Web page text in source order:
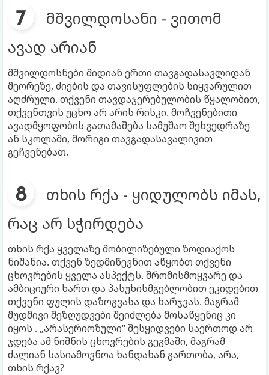
მშვილდოსანი - ვითომ
ავად არიან
მშვილდოსნები მიდიან ერთი თავგადასავლიდან
მეორეზე, ძიების და თავისუფლების სიყვარულით
აღძრული. თქვენი თავდაჯერებულობის წყალობით,
თქვენთვის უცხო არ არის რისკი. მოჩვენებითი
ავადმყოფობის გათამაშება სამუშაო შეხვედრაზე
ან სკოლაში, მორიგი თავგადასავალივით
გეჩვენებათ.
თხის რქა - ყიდულობს იმას,
რაც არ სჭირდება
თხის რქა ყველაზე მობილიზებული ზოდიაქოს
ნიშანია. თქვენ ზედმიწევნით აწყობთ თქვენი
ცხოვრების ყველა ასპექტს. შრომისმოყვარე და
ამბიციური ხართ და პასუხისმგებლობით ეკიდებით
თქვენი ფულის დაზოგვასა და ხარჯვას. მაგრამ
მუდმივი შეზღუდვები შეიძლება მოსაწყენიც კი
იყოს . „არასერიოზული“ შესყიდვები საერთოდ არ
ჯდება ამ ნიშნის ცხოვრების გეგმაში, მაგრამ
ძალიან სასიამოვნოა ხანდახან გართობა, არა,
თხის რქავ?